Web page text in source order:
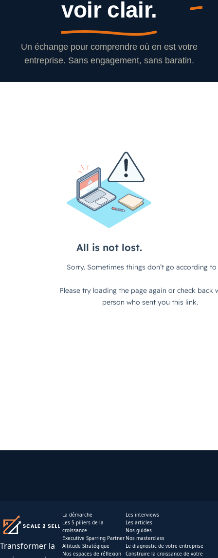
voir clair.
Un échange pour comprendre où en est votre
entreprise. Sans engagement, sans baratin.
Transformer la
La démarche
Les 5 piliers de la
croissance
Executive Sparring Partner
Altitude Stratégique
Nos espaces de réflexion
Les interviews
Les articles
Nos guides
Nos masterclass
Le diagnostic de votre entreprise
Construire la croissance de votre